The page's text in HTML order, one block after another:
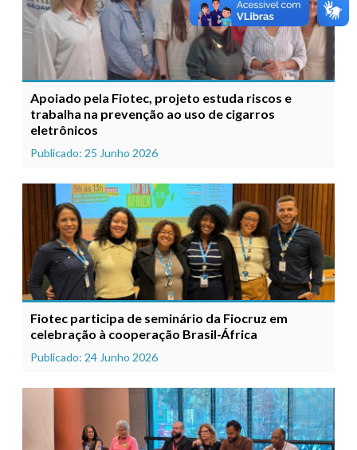
Apoiado pela Fiotec, projeto estuda riscos e
trabalha na prevenção ao uso de cigarros
eletrônicos
Publicado: 25 Junho 2026
Fiotec participa de seminário da Fiocruz em
celebração à cooperação Brasil-África
Publicado: 24 Junho 2026